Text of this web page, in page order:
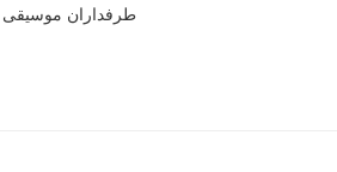
طرفداران موسیقی